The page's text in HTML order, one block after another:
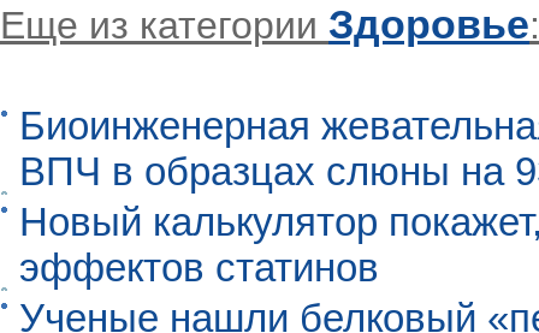
Еще из категории Здоровье:
Биоинженерная
ВПЧ в образцах слюны на
Новый калькулятор
эффектов статинов
Ученые нашли белковый